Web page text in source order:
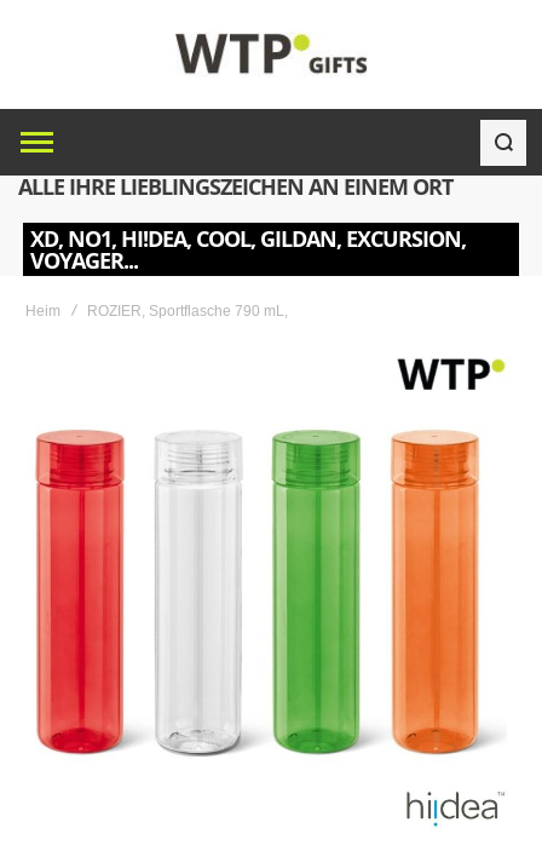
ALLE IHRE LIEBLINGSZEICHEN AN EINEM ORT
XD, NO1, HI!DEA, COOL, GILDAN, EXCURSION,
VOYAGER...
Heim ROZIER, Sportflasche 790 mL,
end
the